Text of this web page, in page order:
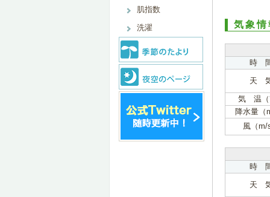
肌指数
洗濯
気象情
時
天
気 温
降水量（
風（m/
時
天